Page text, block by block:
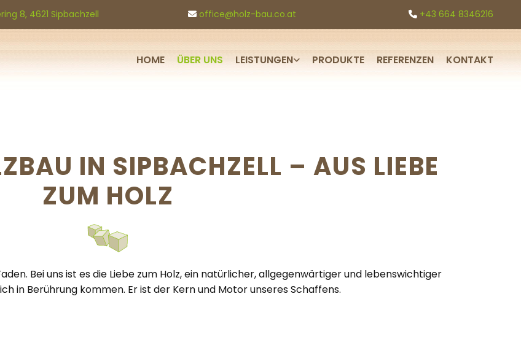
8, 4621 Sipbachzell  office@holz-bau.co.at  +43 664 8346216
HOME ÜBER UNS LEISTUNGEN PRODUKTE REFERENZEN KONTAKT
IN SIPBACHZELL – AUS LIEBE
ZUM HOLZ
Bei uns ist es die Liebe zum Holz, ein natürlicher, allgegenwärtiger und lebenswichtiger
in Berührung kommen. Er ist der Kern und Motor unseres Schaffens.